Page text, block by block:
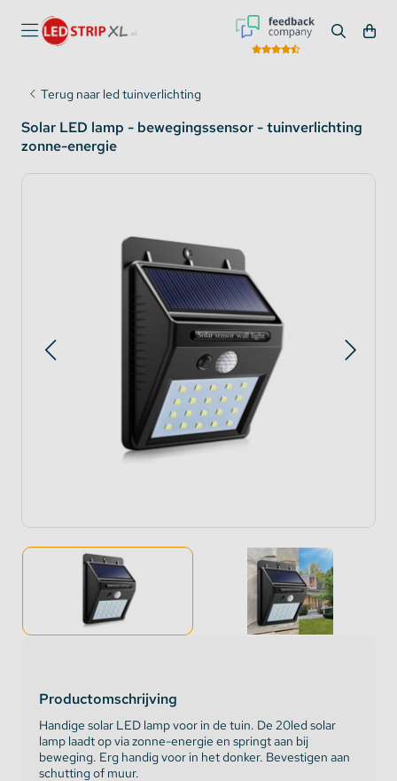
Terug naar led tuinverlichting
Solar LED lamp - bewegingssensor - tuinverlichting
zonne-energie
Productomschrijving
Handige solar LED lamp voor in de tuin. De 20led solar
lamp laadt op via zonne-energie en springt aan bij
beweging. Erg handig voor in het donker. Bevestigen aan
schutting of muur.